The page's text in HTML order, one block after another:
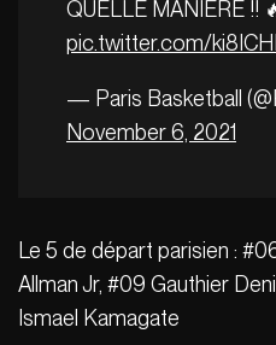
QUELLE MANIÈRE !!
pic.twitter.com/
— Paris Basketball
November 6, 2021
Le 5 de départ parisien :
Allman Jr, #09 Gauthier
Ismael Kamagate